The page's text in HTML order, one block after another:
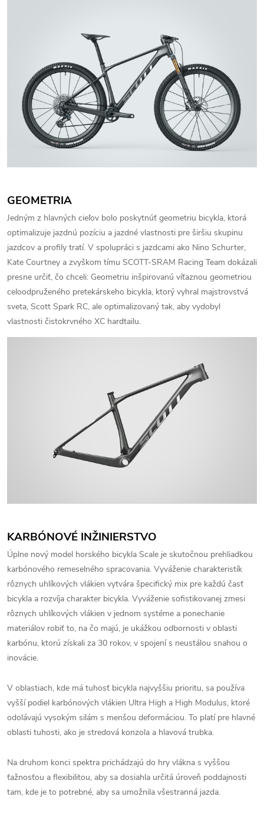
GEOMETRIA
Jedným z hlavných cieľov bolo poskytnúť geometriu bicykla, ktorá
optimalizuje jazdnú pozíciu a jazdné vlastnosti pre širšiu skupinu
jazdcov a profily tratí. V spolupráci s jazdcami ako Nino Schurter,
Kate Courtney a zvyškom tímu SCOTT-SRAM Racing Team dokázali
presne určiť, čo chceli: Geometriu inšpirovanú víťaznou geometriou
celoodpruženého pretekárskeho bicykla, ktorý vyhral majstrovstvá
sveta, Scott Spark RC, ale optimalizovaný tak, aby vydobyl
vlastnosti čistokrvného XC hardtailu.
KARBÓNOVÉ INŽINIERSTVO
Úplne nový model horského bicykla Scale je skutočnou prehliadkou
karbónového remeselného spracovania. Vyváženie charakteristík
rôznych uhlíkových vlákien vytvára špecifický mix pre každú časť
bicykla a rozvíja charakter bicykla. Vyváženie sofistikovanej zmesi
rôznych uhlíkových vlákien v jednom systéme a ponechanie
materiálov robiť to, na čo majú, je ukážkou odbornosti v oblasti
karbónu, ktorú získali za 30 rokov, v spojení s neustálou snahou o
inovácie.
V oblastiach, kde má tuhosť bicykla najvyššiu prioritu, sa používa
vyšší podiel karbónových vlákien Ultra High a High Modulus, ktoré
odolávajú vysokým silám s menšou deformáciou. To platí pre hlavné
oblasti tuhosti, ako je stredová konzola a hlavová trubka.
Na druhom konci spektra prichádzajú do hry vlákna s vyššou
ťažnosťou a flexibilitou, aby sa dosiahla určitá úroveň poddajnosti
tam, kde je to potrebné, aby sa umožnila všestranná jazda.